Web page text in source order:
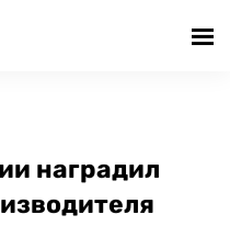
наградил